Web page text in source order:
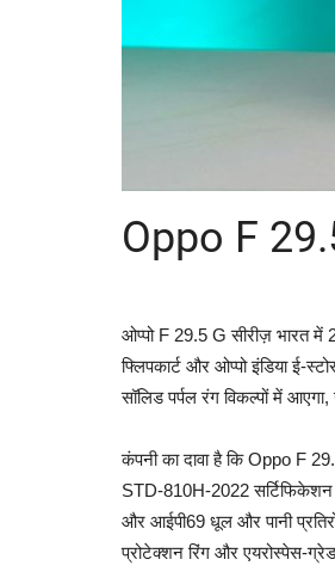
Oppo F
ओप्पो F 29.5 G सीरीज़ भारत में
फ्लिपकार्ट और ओप्पो इंडिया ई-
सॉलिड पर्पल रंग विकल्पों में
कंपनी का दावा है कि Oppo F
STD-810H-2022 सर्टिफिकेशन
और आईपी69 धूल और पानी
प्रोटेक्शन रिंग और एयरोस्पेस-
2024 : छोटे
E-KYC
अधिकार